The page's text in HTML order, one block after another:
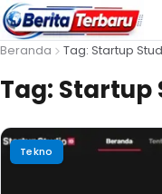
Beranda Tag: Startup
Tag: Startup
Tekno